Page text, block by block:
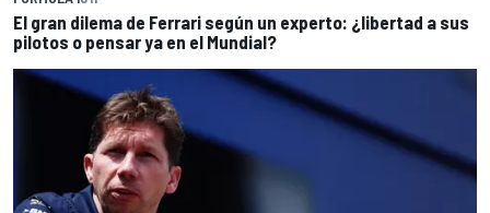
El gran dilema de Ferrari según un experto: ¿libertad a sus
pilotos o pensar ya en el Mundial?